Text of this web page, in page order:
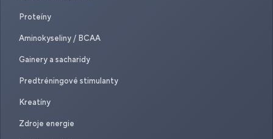
Proteíny
Aminokyseliny / BCAA
Gainery a sacharidy
Predtréningové stimulanty
Kreatíny
Zdroje energie